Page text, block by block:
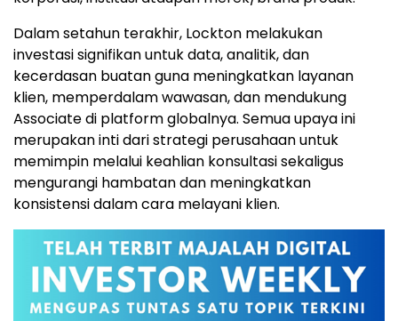
Dalam setahun terakhir, Lockton melakukan
investasi signifikan untuk data, analitik, dan
kecerdasan buatan guna meningkatkan layanan
klien, memperdalam wawasan, dan mendukung
Associate di platform globalnya. Semua upaya ini
merupakan inti dari strategi perusahaan untuk
memimpin melalui keahlian konsultasi sekaligus
mengurangi hambatan dan meningkatkan
konsistensi dalam cara melayani klien.